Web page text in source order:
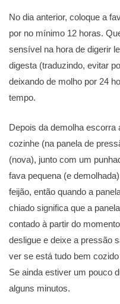
No dia anterior, coloque a
por no mínimo 12 horas.
sensível na hora de digerir
digesta (traduzindo, evitar
deixando de molho por 24
tempo.
Depois da demolha
cozinhe (na panela de
(nova), junto com um
fava pequena (e
feijão, então quando a
chiado significa que a
contado à partir do
desligue e deixe a pressão
ver se está tudo bem
Se ainda estiver um pouco
alguns minutos.